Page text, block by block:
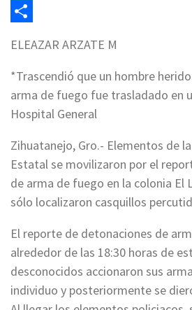
WhatsApp
ELEAZAR ARZATE M
*Trascendió que un hombre
arma de fuego fue trasladado en
Hospital General
Zihuatanejo, Gro.- Elementos de
Estatal se movilizaron por el
de arma de fuego en la colonia El
sólo localizaron casquillos
El reporte de detonaciones de
alrededor de las 18:30 horas de
desconocidos accionaron sus
individuo y posteriormente se